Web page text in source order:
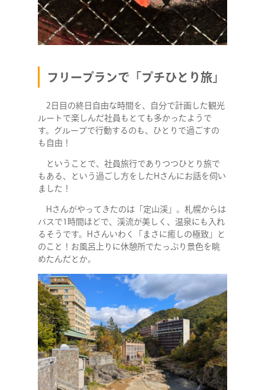
フリープランで「プチひとり旅」
2日目の終日自由な時間を、自分で計画した観光
ルートで楽しんだ社員もとても多かったようで
す。グループで行動するのも、ひとりで過ごすの
も自由！
ということで、社員旅行でありつつひとり旅で
もある、という過ごし方をしたHさんにお話を伺い
ました！
Hさんがやってきたのは「定山渓」。札幌からは
バスで1時間ほどで、渓流が美しく、温泉にも入れ
るそうです。Hさんいわく「まさに癒しの極致」と
のこと！お風呂上りに休憩所でたっぷり景色を眺
めたんだとか。